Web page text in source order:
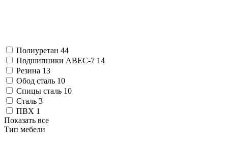
Полиуретан 44
Подшипники ABEC-7 14
Резина 13
Обод сталь 10
Спицы сталь 10
Сталь 3
ПВХ 1
Показать все
Тип мебели